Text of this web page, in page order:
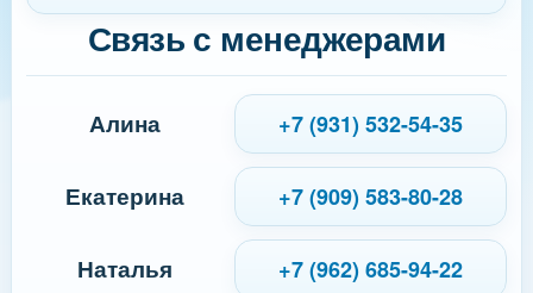
Связь с менеджерами
Алина +7 (931) 532-54-35
Екатерина +7 (909) 583-80-28
Наталья +7 (962) 685-94-22